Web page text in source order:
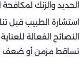
الحديد والزنك
استشارة الطبيب قبل
النصائح الفعالة
تساقط مزمن أو ضعف